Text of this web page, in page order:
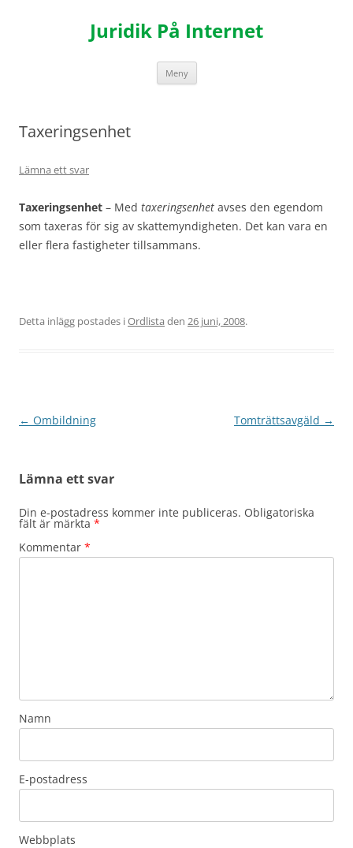
Juridik På Internet
Meny
Taxeringsenhet
Lämna ett svar
Taxeringsenhet – Med taxeringsenhet avses den egendom
som taxeras för sig av skattemyndigheten. Det kan vara en
eller flera fastigheter tillsammans.
Detta inlägg postades iOrdlista den 26 juni, 2008.
Inläggsnavigering
← Ombildning Tomträttsavgäld →
Lämna ett svar
Din e-postadress kommer inte publiceras. Obligatoriska
fält är märkta *
Kommentar *
Namn
E-postadress
Webbplats